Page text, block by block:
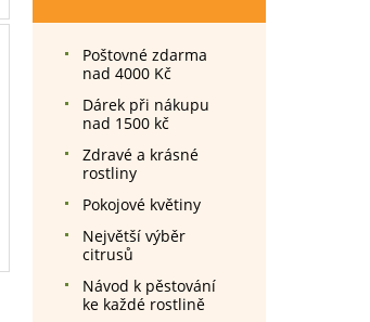
Poštovné zdarma
nad 4000 Kč
Dárek při nákupu
nad 1500 kč
Zdravé a krásné
rostliny
Pokojové květiny
Největší výběr
citrusů
Návod k pěstování
ke každé rostlině